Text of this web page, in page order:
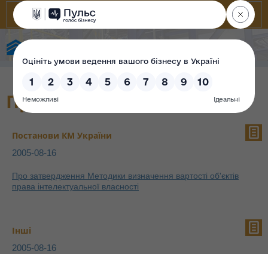
Проєкти
Постанови КМ України
2005-08-16
Про затвердження Методики визначення вартості об'єктів
права інтелектуальної власності
Інші
2005-08-16